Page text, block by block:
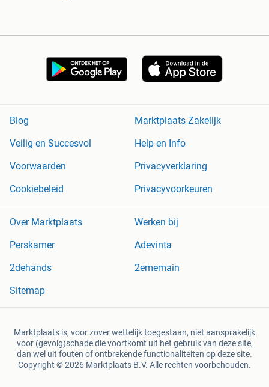
Blog
Marktplaats Zakelijk
Veilig en Succesvol
Help en Info
Voorwaarden
Privacyverklaring
Cookiebeleid
Privacyvoorkeuren
Over Marktplaats
Werken bij
Perskamer
Adevinta
2dehands
2ememain
Sitemap
Marktplaats is, voor zover wettelijk toegestaan, niet aansprakelijk
voor (gevolg)schade die voortkomt uit het gebruik van deze site,
dan wel uit fouten of ontbrekende functionaliteiten op deze site.
Copyright © 2026 Marktplaats B.V. Alle rechten voorbehouden.